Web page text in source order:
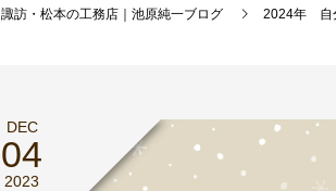
諏訪・松本の工務店｜池原純一ブログ 2024年 自
DEC
04
2023